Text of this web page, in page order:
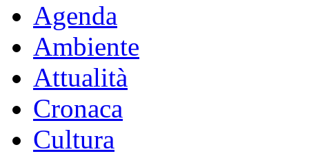
Agenda
Ambiente
Attualità
Cronaca
Cultura